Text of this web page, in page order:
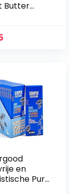
Butter
en
Pure